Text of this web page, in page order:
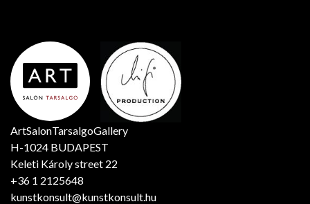
ArtSalonTarsalgoGallery
H-1024 BUDAPEST
Keleti Károly street 22
+36 1 2125648
kunstkonsult@kunstkonsult.hu